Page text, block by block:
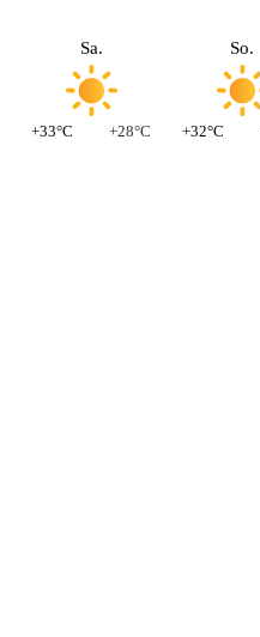
Sa.
+33°C +28°C
So.
+32°C